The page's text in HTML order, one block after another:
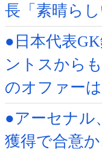
長「素晴らし
●日本代表
ントスから
のオファー
●アーセナル
獲得で合意